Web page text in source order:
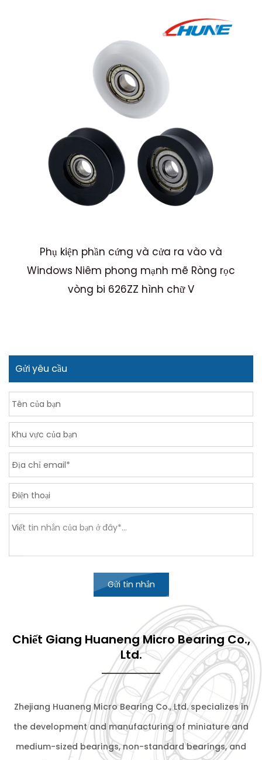
Phụ kiện phần cứng và cửa ra vào và
Windows Niêm phong mạnh mẽ Ròng rọc
vòng bi 626ZZ hình chữ V
Gửi yêu cầu
Gửi tin nhắn
Chiết Giang Huaneng Micro Bearing Co.,
Ltd.
Zhejiang Huaneng Micro Bearing Co., Ltd. specializes in
the development and manufacturing of miniature and
medium-sized bearings, non-standard bearings, and